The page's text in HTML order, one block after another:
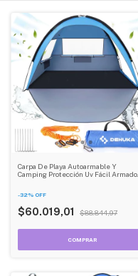
Carpa De Playa Autoarmable Y
Camping Protección Uv Fácil Armado
-32% OFF
$60.019,01 $88.844,97